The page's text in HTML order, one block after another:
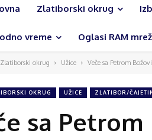
Zlatiborski okrug
vreme Oglasi RAM
Zlatiborski okrug Užice Veče sa Petrom
OKRUG UŽICE ZLATIBOR/
sa